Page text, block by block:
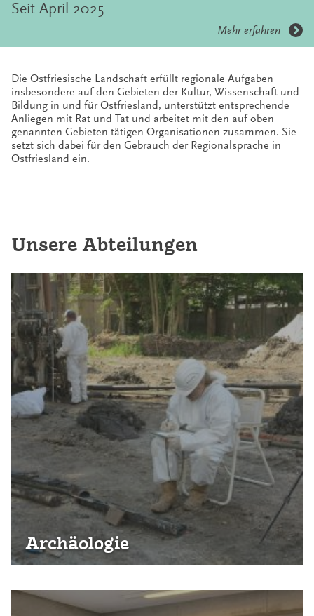
Gesetze der literärischen Ressourçe in Aurich
Mehr erfahren
Die Ostfriesische Landschaft erfüllt regionale Aufgaben
insbesondere auf den Gebieten der Kultur, Wissenschaft und
Bildung in und für Ostfriesland, unterstützt entsprechende
Anliegen mit Rat und Tat und arbeitet mit den auf oben
genannten Gebieten tätigen Organisationen zusammen. Sie
setzt sich dabei für den Gebrauch der Regionalsprache in
Ostfriesland ein.
Unsere Abteilungen
Archäologie